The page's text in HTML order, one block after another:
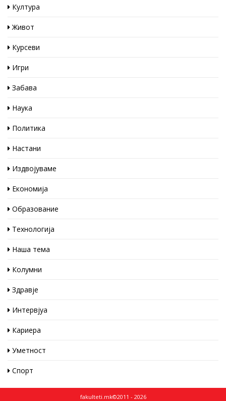
Култура
Живот
Курсеви
Игри
Забава
Наука
Политика
Настани
Издвојуваме
Економија
Образование
Технологија
Наша тема
Колумни
Здравје
Интервјуа
Кариера
Уметност
Спорт
fakulteti.mk©2011 - 2026